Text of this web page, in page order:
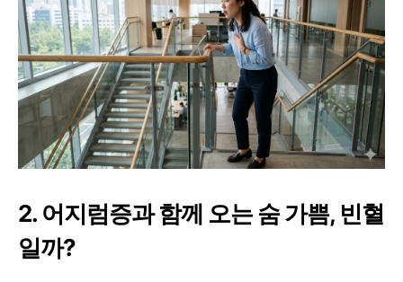
2. 어지럼증과 함께 오는 숨 가쁨, 빈혈
일까?